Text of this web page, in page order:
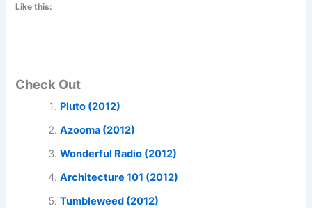
Like this:
Check Out
Pluto (2012)
Azooma (2012)
Wonderful Radio (2012)
Architecture 101 (2012)
Tumbleweed (2012)